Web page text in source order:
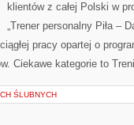
klientów z całej Polski w
„Trener personalny Piła –
pracy opartej o
Ciekawe kategorie to
ŚLUBNYCH